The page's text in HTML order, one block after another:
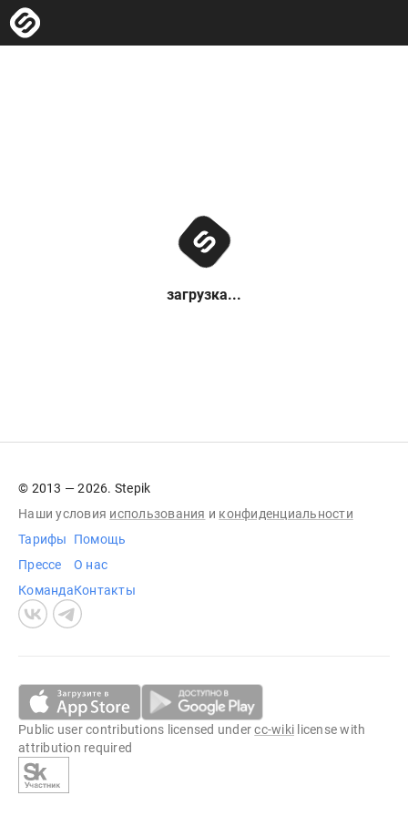
загрузка...
© 2013 — 2026. Stepik
Наши условия использования и конфиденциальности
Тарифы
Прессе
Команда
Помощь
О нас
Контакты
Public user contributions licensed undercc-wiki license with
attribution required